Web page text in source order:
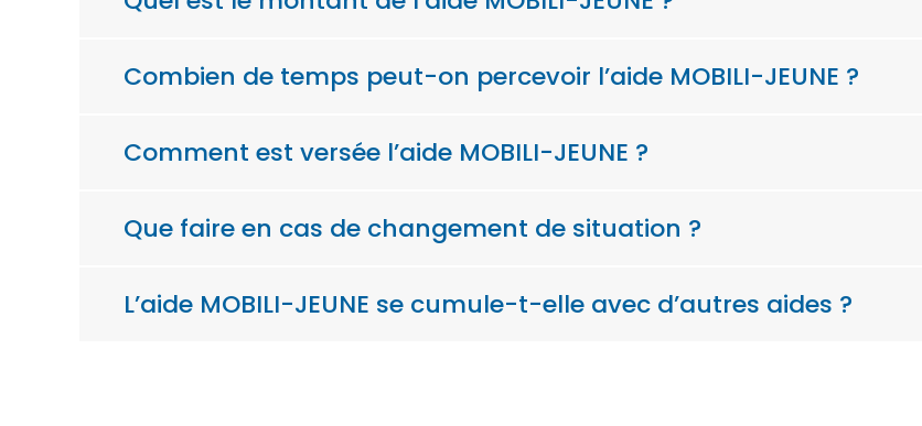
Combien de temps peut-on percevoir l’aide MOBILI-JEUNE ?
Comment est versée l’aide MOBILI-JEUNE ?
Que faire en cas de changement de situation ?
L’aide MOBILI-JEUNE se cumule-t-elle avec d’autres aides ?